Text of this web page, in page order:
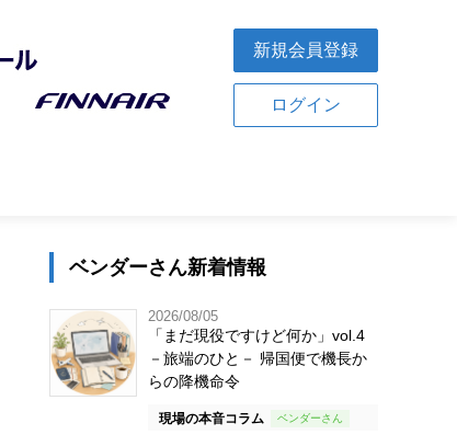
新規会員登録
ログイン
ベンダーさん新着情報
2026/08/05
「まだ現役ですけど何か」vol.4
－旅端のひと－ 帰国便で機長か
らの降機命令
現場の本音コラム